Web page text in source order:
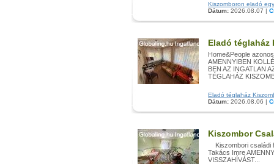
Kiszomboron eladó
Dátum: 2026.08.07 |
Eladó téglaház
Home&People
AMENNYIBEN
BEN AZ INGATLAN
TÉGLAHÁZ
Eladó téglaház
Dátum: 2026.08.06 |
Kiszombor
Kiszombori családi
Takács Imre
VISSZAHÍVÁST...